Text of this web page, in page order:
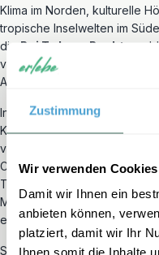
Zustimmung
Wir verwenden Cookies
Damit wir Ihnen ein
anbieten können,
platziert, damit wir Ihr
Ihnen somit die Inhalte
Klima im Norden, kulturelle
tropische Inselwelten im
die Bai Tu Long Bucht
,
von Ninh Binh und
An.
InteraktiveKochkurse
und
Kinder selbst aktiv werden –
vietnamesischer Gerichte
Chi-Minh-Stadt erleben Sie
Touren und Märkten,
Märkte, Reisboote und
einladen.
So wird Vietnam mit Kindern